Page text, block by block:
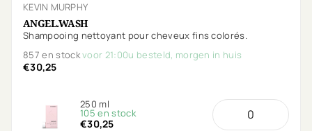
KEVIN MURPHY
ANGEL.WASH
Shampooing nettoyant pour cheveux fins colorés.
857 en stockvoor 21:00u besteld, morgen in huis
€30,25
250 ml
105 en stock
€30,25